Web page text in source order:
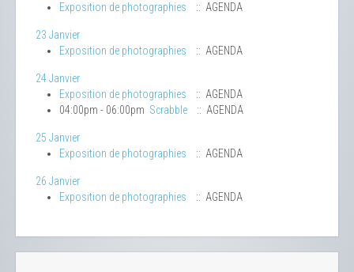
Exposition de photographies
:: AGENDA
23 Janvier
Exposition de photographies
:: AGENDA
24 Janvier
Exposition de photographies
:: AGENDA
04:00pm - 06:00pm Scrabble :: AGENDA
25 Janvier
Exposition de photographies
:: AGENDA
26 Janvier
Exposition de photographies
:: AGENDA